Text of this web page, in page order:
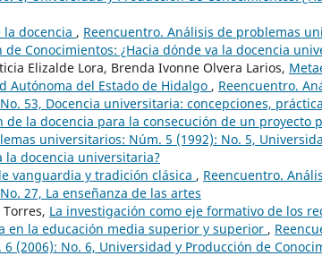
la docencia , Reencuentro. Análisis de problemas
Conocimientos: ¿Hacia dónde va la docencia
Elizalde Lora, Brenda Ivonne Olvera Larios,
Autónoma del Estado de Hidalgo , Reencuentro.
53, Docencia universitaria: concepciones,
de la docencia para la consecución de un proyecto
universitarios: Núm. 5 (1992): No. 5,
la docencia universitaria?
vanguardia y tradición clásica , Reencuentro.
27, La enseñanza de las artes
La investigación como eje formativo de los
en la educación media superior y superior ,
(2006): No. 6, Universidad y Producción de